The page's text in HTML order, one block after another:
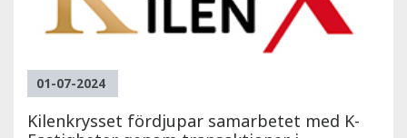
01-07-2024
Kilenkrysset fördjupar samarbetet med K-